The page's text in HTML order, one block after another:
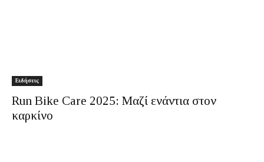
Ειδήσεις
Run Bike Care 2025: Μαζί ενάντια στον
καρκίνο